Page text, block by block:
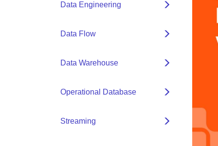
Data Engineering
Data Flow
Data Warehouse
Operational Database
Streaming